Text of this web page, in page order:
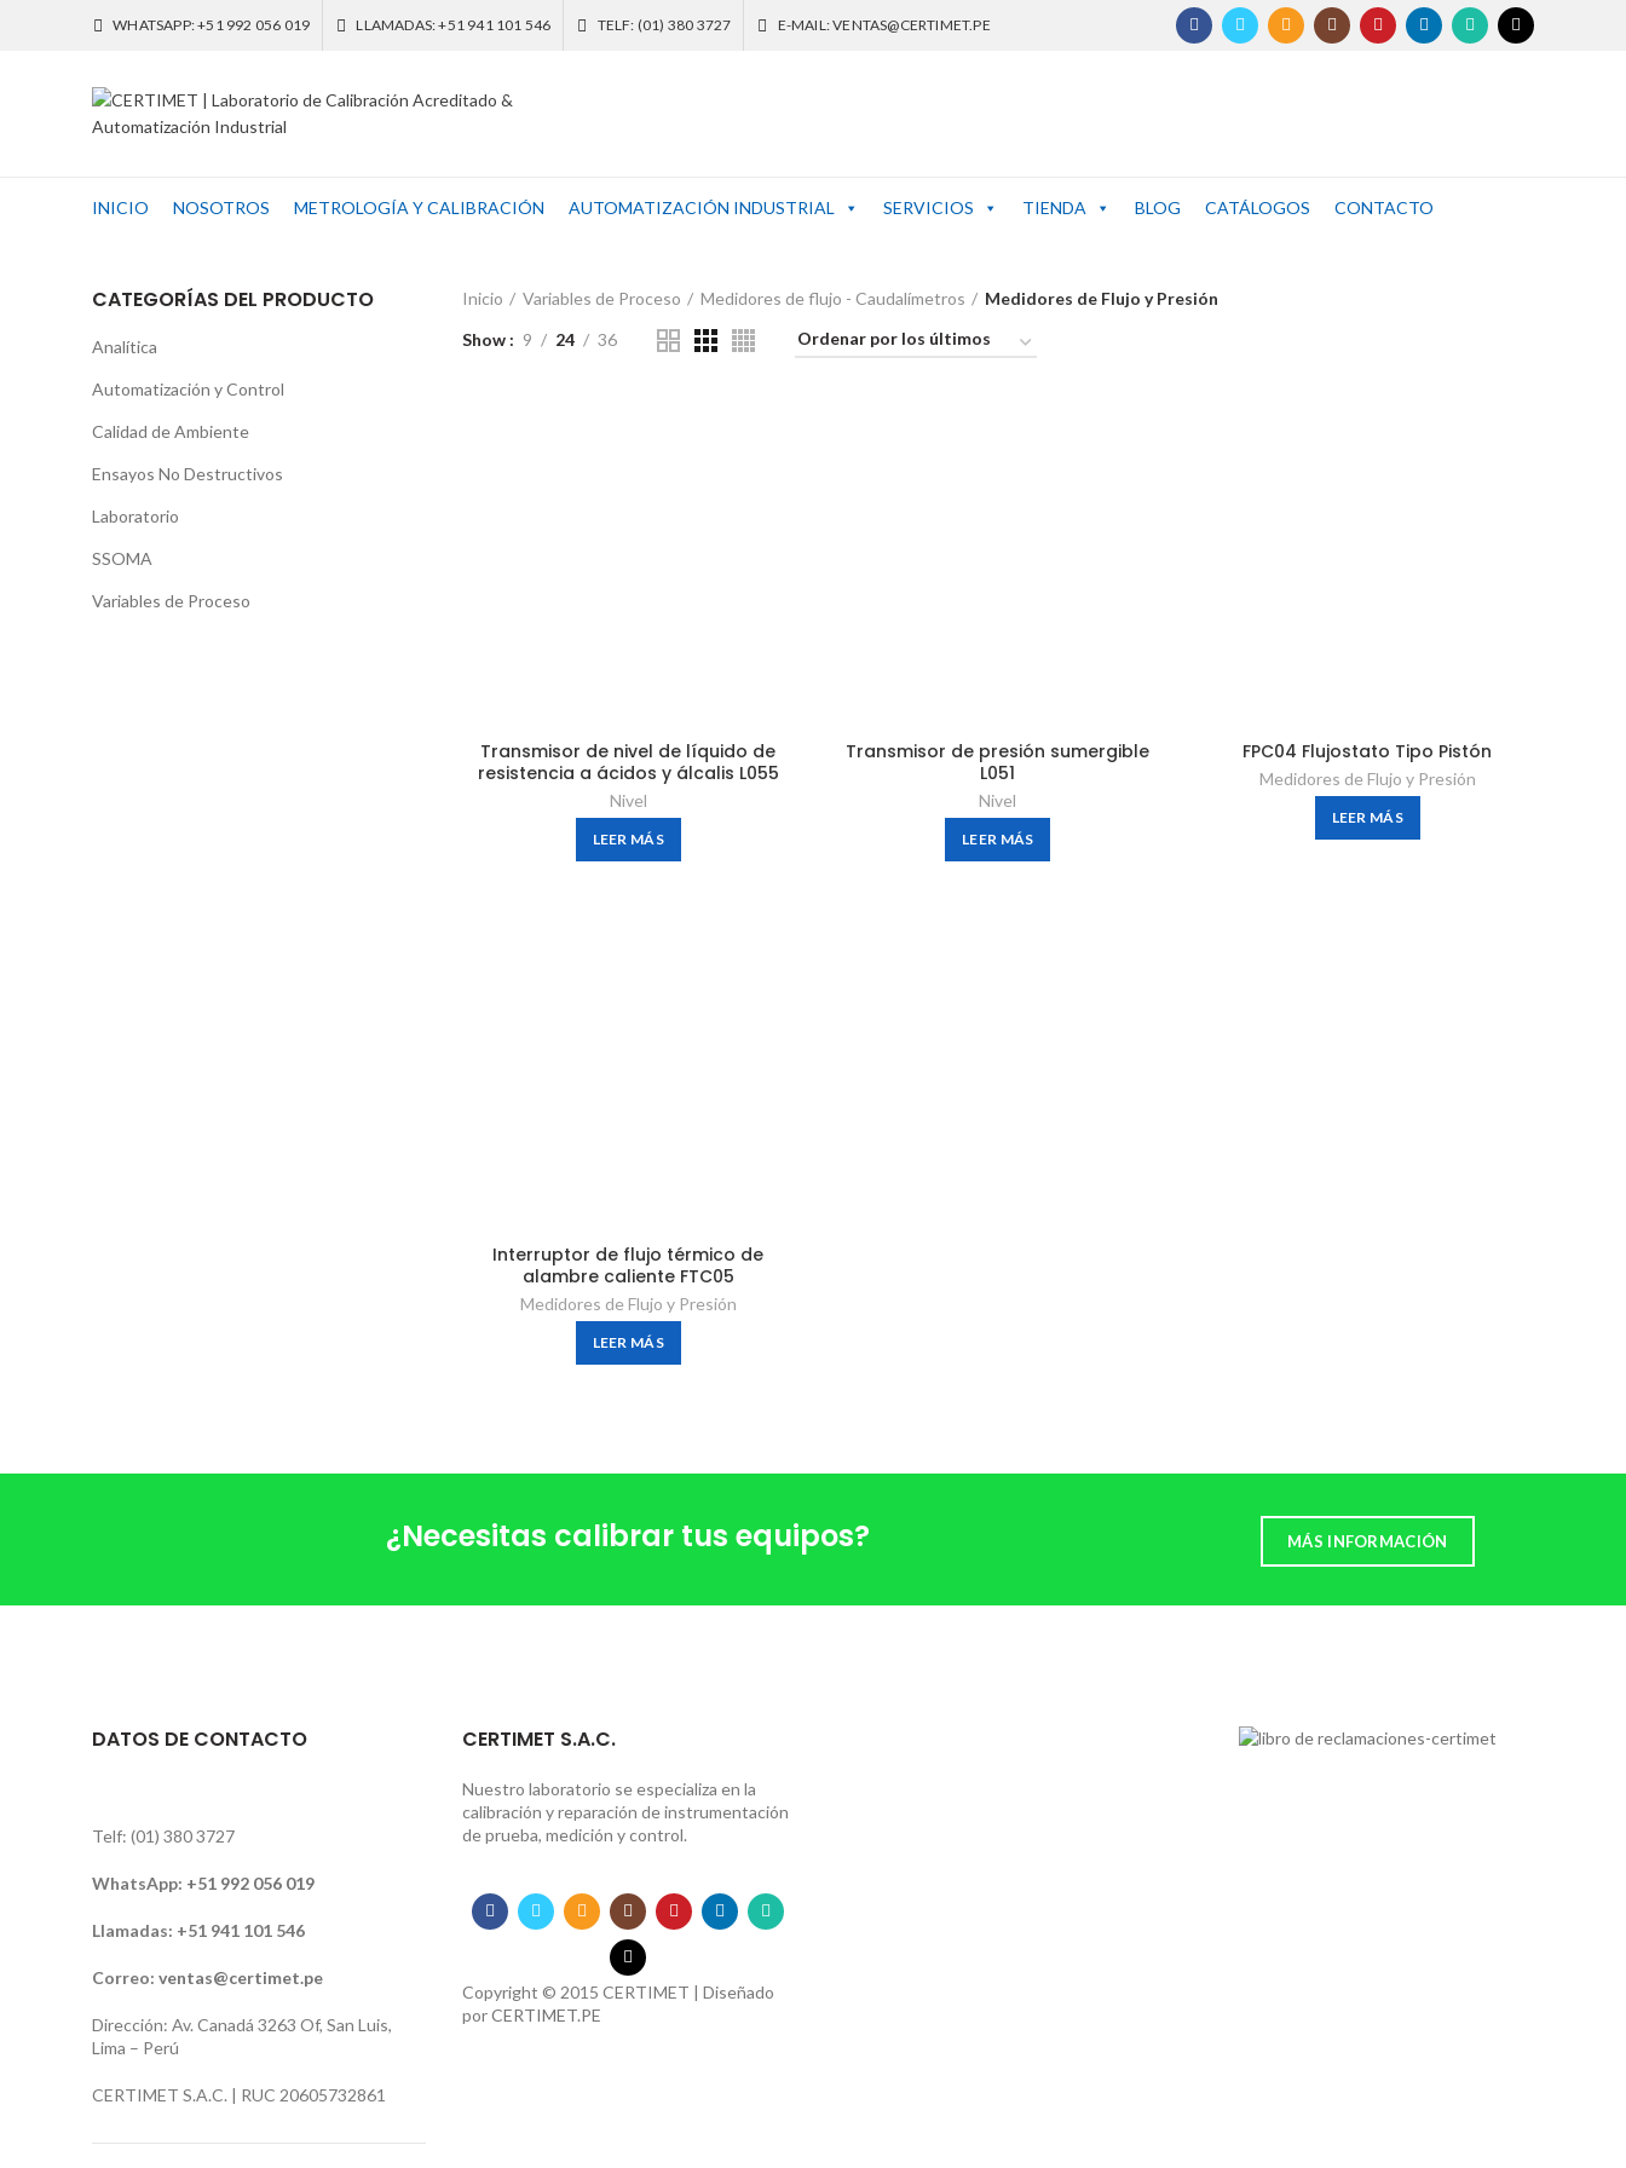
WHATSAPP: +51 992 056 019 LLAMADAS: +51 941 101 546 TELF: (01) 380 3727 E-MAIL: VENTAS@CERTIMET.PE
INICIO NOSOTROS METROLOGÍA Y CALIBRACIÓN AUTOMATIZACIÓN INDUSTRIAL SERVICIOS TIENDA BLOG CATÁLOGOS CONTACTO
CATEGORÍAS DEL PRODUCTO
Analítica
Automatización y Control
Calidad de Ambiente
Ensayos No Destructivos
Laboratorio
SSOMA
Variables de Proceso
Inicio Variables de Proceso Medidores de flujo - Caudalímetros
Medidores de Flujo y Presión
Show
9 24 36
Transmisor de nivel de líquido de
resistencia a ácidos y álcalis L055
Nivel
LEER MÁS
Transmisor de presión sumergible
L051
Nivel
LEER MÁS
FPC04 Flujostato Tipo Pistón
Medidores de Flujo y Presión
LEER MÁS
Interruptor de flujo térmico de
alambre caliente FTC05
Medidores de Flujo y Presión
LEER MÁS
¿Necesitas calibrar tus equipos? MÁS INFORMACIÓN
DATOS DE CONTACTO
Telf: (01) 380 3727
WhatsApp: +51 992 056 019
Llamadas: +51 941 101 546
Correo: ventas@certimet.pe
Dirección: Av. Canadá 3263 Of, San Luis,
Lima – Perú
CERTIMET S.A.C. | RUC 20605732861
CERTIMET S.A.C.
Nuestro laboratorio se especializa en la
calibración y reparación de instrumentación
de prueba, medición y control.
Copyright © 2015 CERTIMET | Diseñado
porCERTIMET.PE